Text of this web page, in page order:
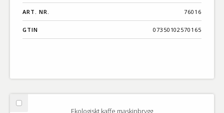
ART. NR. 76016
GTIN 07350102570165
Välj
Ekologiskt kaffe maskinbrygg